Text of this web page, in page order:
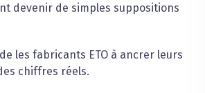
devenir de simples suppositions
les fabricants ETO à ancrer leurs
chiffres réels.